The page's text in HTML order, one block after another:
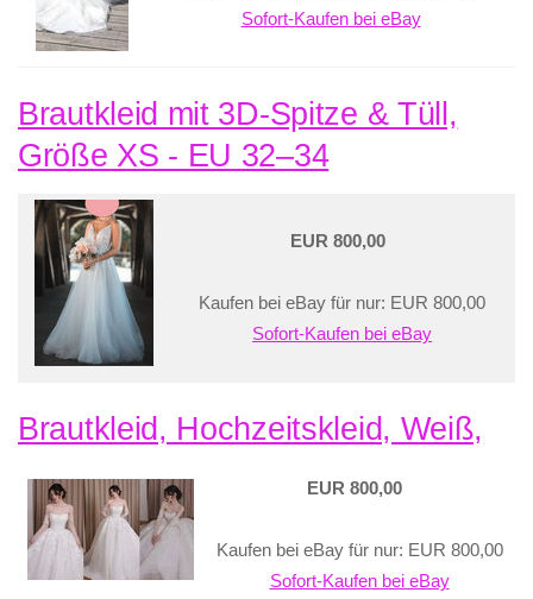
Sofort-Kaufen bei eBay
Brautkleid mit 3D-Spitze & Tüll,
Größe XS - EU 32–34
EUR 800,00
Kaufen bei eBay für nur: EUR 800,00
Sofort-Kaufen bei eBay
Brautkleid, Hochzeitskleid, Weiß,
EUR 800,00
Kaufen bei eBay für nur: EUR 800,00
Sofort-Kaufen bei eBay